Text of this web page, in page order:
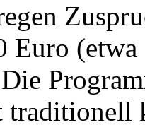
Euro (etwa